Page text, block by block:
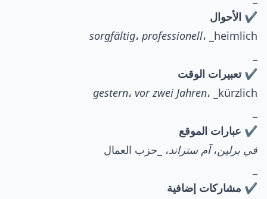
✔️ الأحوال
sorgfältig، professionell، _heimlich
✔️ تعبيرات الوقت
gestern، vor zwei Jahren، _kürzlich
✔️ عبارات الموقع
في برلين،آم ستراند، _حزب العمال
✔️ مشاركات إضافية